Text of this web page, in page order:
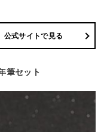
公式サイトで見る
筆セット